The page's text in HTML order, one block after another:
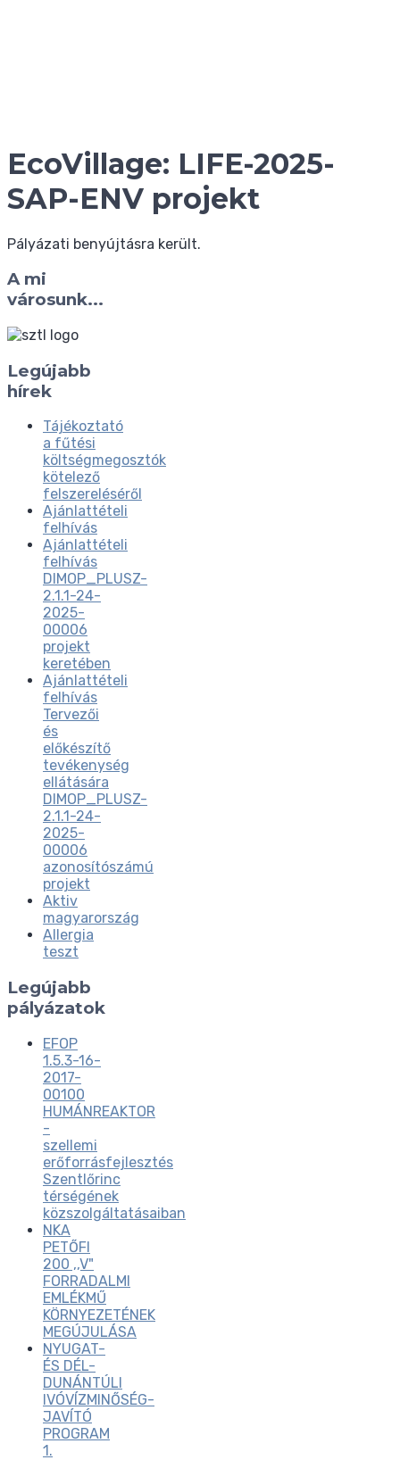
EcoVillage: LIFE-2025-
SAP-ENV projekt
Pályázati benyújtásra került.
A mi
városunk...
Legújabb
hírek
Tájékoztató
a fűtési
költségmegosztók
kötelező
felszereléséről
Ajánlattételi
felhívás
Ajánlattételi
felhívás
DIMOP_PLUSZ-
2.1.1-24-
2025-
00006
projekt
keretében
Ajánlattételi
felhívás
Tervezői
és
előkészítő
tevékenység
ellátására
DIMOP_PLUSZ-
2.1.1-24-
2025-
00006
azonosítószámú
projekt
Aktiv
magyarország
Allergia
teszt
Legújabb
pályázatok
EFOP
1.5.3-16-
2017-
00100
HUMÁNREAKTOR
-
szellemi
erőforrásfejlesztés
Szentlőrinc
térségének
közszolgáltatásaiban
NKA
PETŐFI
200 ,,V"
FORRADALMI
EMLÉKMŰ
KÖRNYEZETÉNEK
MEGÚJULÁSA
NYUGAT-
ÉS DÉL-
DUNÁNTÚLI
IVÓVÍZMINŐSÉG-
JAVÍTÓ
PROGRAM
1.